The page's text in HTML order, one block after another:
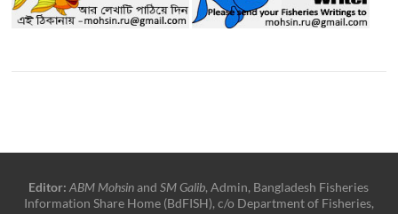
Editor: ABM MohsinandSM Galib, Admin, Bangladesh Fisheries
Information Share Home (BdFISH), c/o Department of Fisheries,